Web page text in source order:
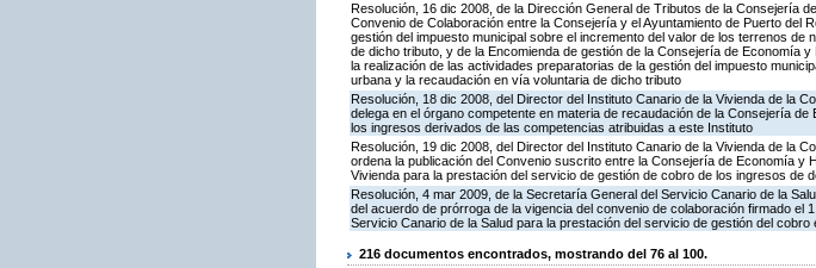
Resolución, 16 dic 2008, de la Dirección General de Tributos de la Consejería
Convenio de Colaboración entre la Consejería y el Ayuntamiento de Puerto del
gestión del impuesto municipal sobre el incremento del valor de los terrenos
de dicho tributo, y de la Encomienda de gestión de la Consejería de Economía
la realización de las actividades preparatorias de la gestión del impuesto
urbana y la recaudación en vía voluntaria de dicho tributo
Resolución, 18 dic 2008, del Director del Instituto Canario de la Vivienda de la
delega en el órgano competente en materia de recaudación de la Consejería
los ingresos derivados de las competencias atribuidas a este Instituto
Resolución, 19 dic 2008, del Director del Instituto Canario de la Vivienda de la
ordena la publicación del Convenio suscrito entre la Consejería de Economía y
Vivienda para la prestación del servicio de gestión de cobro de los ingresos de
Resolución, 4 mar 2009, de la Secretaría General del Servicio Canario de la
del acuerdo de prórroga de la vigencia del convenio de colaboración firmado el
Servicio Canario de la Salud para la prestación del servicio de gestión del
216 documentos encontrados, mostrando del 76 al 100.